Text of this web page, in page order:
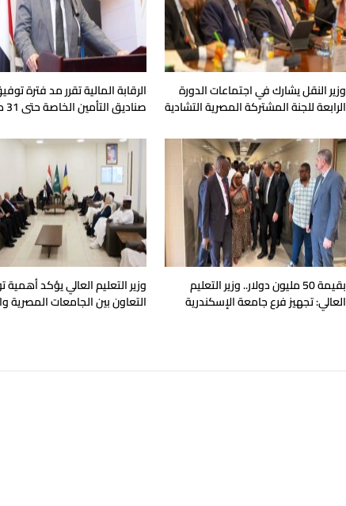
وزير النقل يشارك في اجتماعات الدورة
الرابعة للجنة المشتركة المصرية التشادية
الرقابة المالية تقرر مد فترة
بقيمة 50 مليون دولار.. وزير التعليم
العالي: تجهيز فرع جامعة الإسكندرية
وزير التعليم العالي يؤكد
التعاون بين الجامعات المصرية